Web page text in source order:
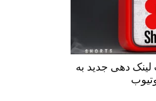
لینک دهی جدید به